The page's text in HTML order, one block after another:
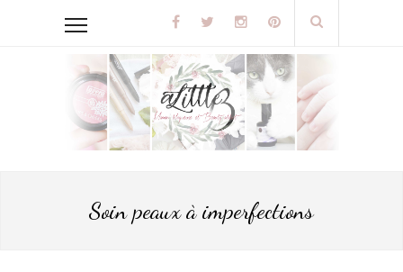
Soin peaux à imperfections